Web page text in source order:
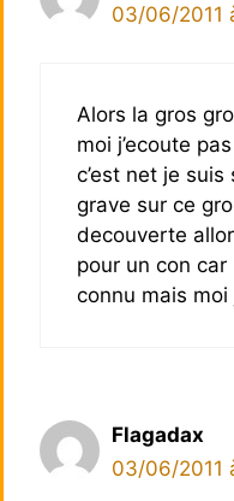
03/06/2011
Alors la gros
moi j’ecoute
c’est net je
grave sur ce
decouverte
pour un con car
connu mais
Flagadax
03/06/2011